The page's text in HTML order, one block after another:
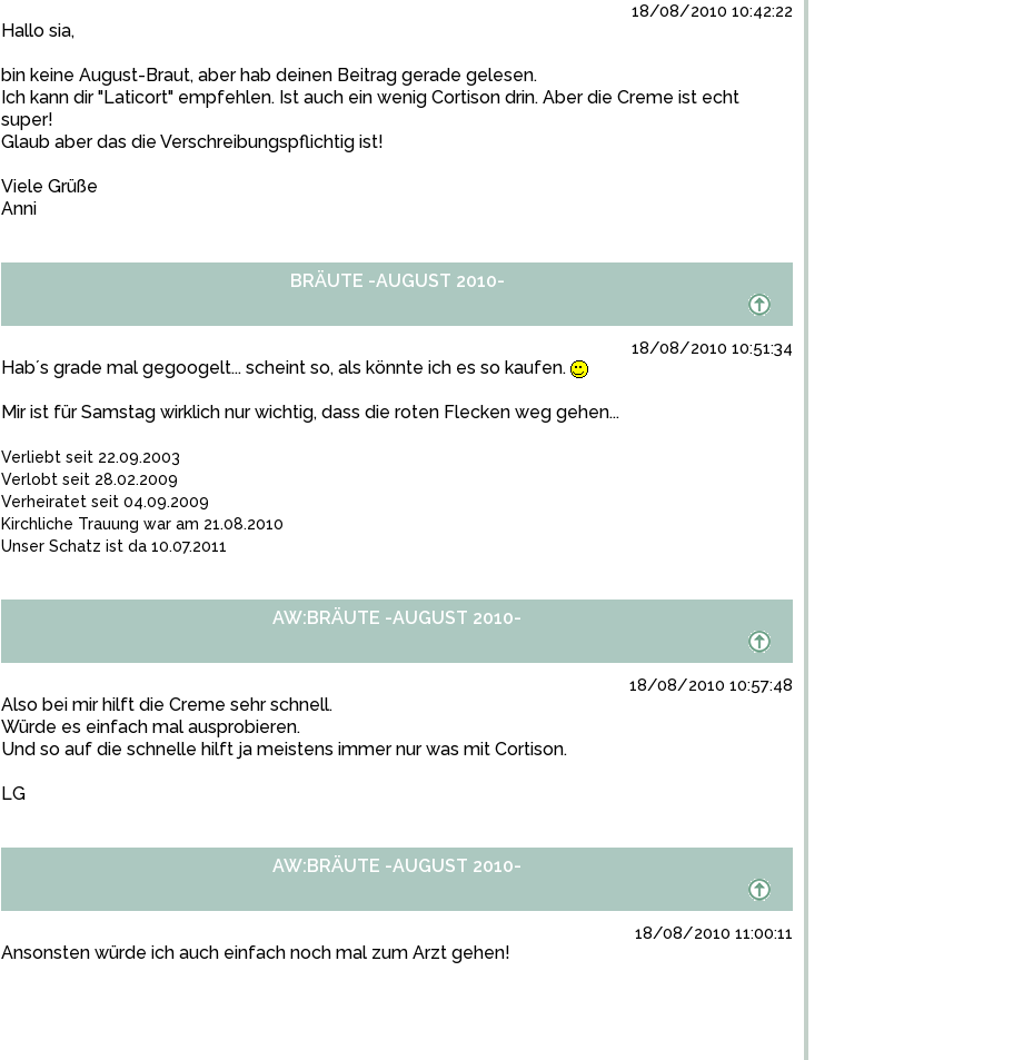
18/08/2010 10:42:22
Hallo sia,
bin keine August-Braut, aber hab deinen Beitrag gerade gelesen.
Ich kann dir "Laticort" empfehlen. Ist auch ein wenig Cortison drin. Aber die Creme ist echt
super!
Glaub aber das die Verschreibungspflichtig ist!
Viele Grüße
Anni
BRÄUTE -AUGUST 2010-
18/08/2010 10:51:34
Hab´s grade mal gegoogelt... scheint so, als könnte ich es so kaufen.
Mir ist für Samstag wirklich nur wichtig, dass die roten Flecken weg gehen...
Verliebt seit 22.09.2003
Verlobt seit 28.02.2009
Verheiratet seit 04.09.2009
Kirchliche Trauung war am 21.08.2010
Unser Schatz ist da 10.07.2011
AW:BRÄUTE -AUGUST 2010-
18/08/2010 10:57:48
Also bei mir hilft die Creme sehr schnell.
Würde es einfach mal ausprobieren.
Und so auf die schnelle hilft ja meistens immer nur was mit Cortison.
LG
AW:BRÄUTE -AUGUST 2010-
18/08/2010 11:00:11
Ansonsten würde ich auch einfach noch mal zum Arzt gehen!